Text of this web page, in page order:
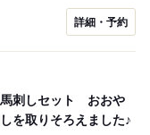
詳細・予約
馬刺しセット おおや
を取りそろえました♪